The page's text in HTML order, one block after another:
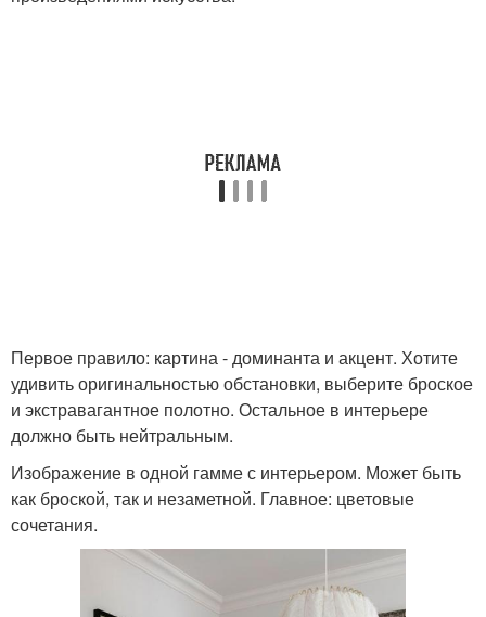
Первое правило: картина - доминанта и акцент. Хотите
удивить оригинальностью обстановки, выберите броское
и экстравагантное полотно. Остальное в интерьере
должно быть нейтральным.
Изображение в одной гамме с интерьером. Может быть
как броской, так и незаметной. Главное: цветовые
сочетания.